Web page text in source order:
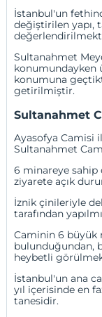
İstanbul'un
değiştirilen yapı,
Sultanahmet
konumundayken
konumuna
getirilmiştir.
Sultanahmet
Ayasofya Camisi
Sultanahmet
6 minareye sahip
ziyarete açık
İznik çinileriyle
tarafından
Caminin 6 büyük
bulunduğundan,
heybetli
İstanbul'un ana
yıl içerisinde en
tanesidir.